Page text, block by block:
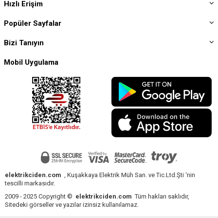
sıra dekorasyonun bir parçası olarak da değerlendirilir.
alınmalıdır.
Sıva Altı Genel aydınlatma
Modern
görünüm
Kolay montaj
Hareketli Başlıklı Vurgu aydınlatması
Yönlendirilebilir
Hızlı Erişim
Popüler Sayfalar
Bizi Tanıyın
Mobil Uygulama
elektrikciden.com , Kuşakkaya Elektrik Müh San. ve Tic.Ltd.Şti ‘nin
tescilli markasıdır.
2009 - 2025 Copyright © elektrikciden.com Tüm hakları saklıdır,
Sitedeki görseller ve yazılar izinsiz kullanılamaz.